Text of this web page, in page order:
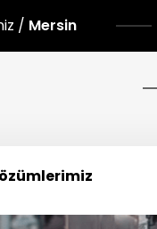
/ Mersin